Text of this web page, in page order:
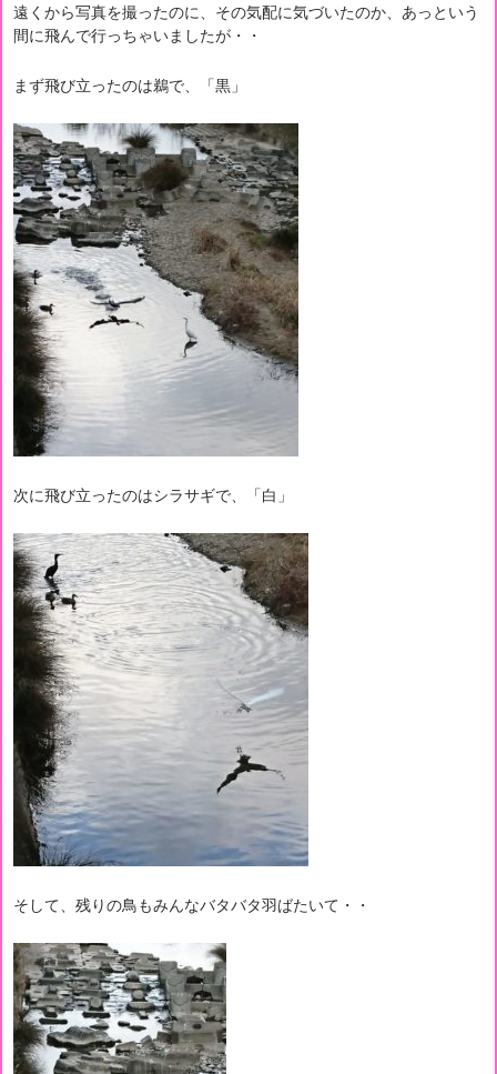
遠くから写真を撮ったのに、その気配に気づいたのか、あっという
間に飛んで行っちゃいましたが・・
まず飛び立ったのは鵜で、「黒」
次に飛び立ったのはシラサギで、「白」
そして、残りの鳥もみんなバタバタ羽ばたいて・・